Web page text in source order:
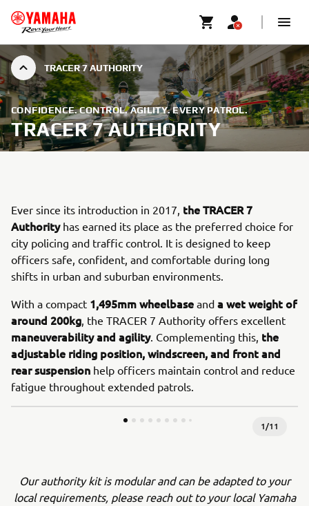
TRACER 7 AUTHORITY
CONFIDENCE. CONTROL. AGILITY. EVERY PATROL.
TRACER 7 AUTHORITY
Ever since its introduction in 2017, the TRACER 7
Authorityhas earned its place as the preferred choice for
city policing and traffic control. It is designed to keep
officers safe, confident, and comfortable during long
shifts in urban and suburban environments.
With a compact 1,495mm wheelbase and a wet weight of
around 200kg, the TRACER 7 Authority offers excellent
maneuverability and agility. Complementing this, the
adjustable riding position, windscreen, and front and
rear suspension help officers maintain control and reduce
fatigue throughout extended patrols.
1/11
Our authority kit is modular and can be adapted to your
local requirements, please reach out to your local Yamaha